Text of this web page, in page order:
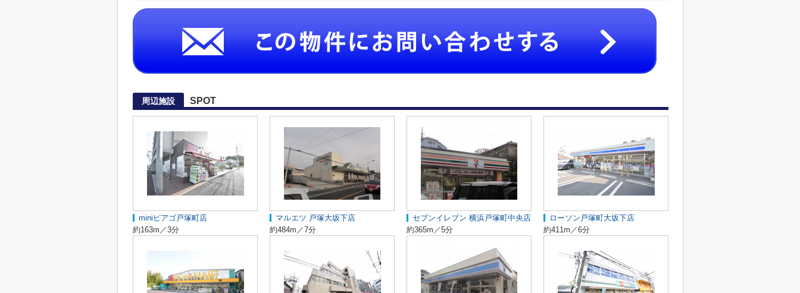
周辺施設 SPOT
miniピアゴ戸塚町店
約163m／3分
マルエツ 戸塚大坂下店
約484m／7分
セブンイレブン 横浜戸塚町中央店
約365m／5分
ローソン戸塚町大坂下店
約411m／6分